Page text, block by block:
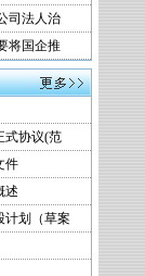
司法人治
将国企推
式协议(范
件
述
计划（草案